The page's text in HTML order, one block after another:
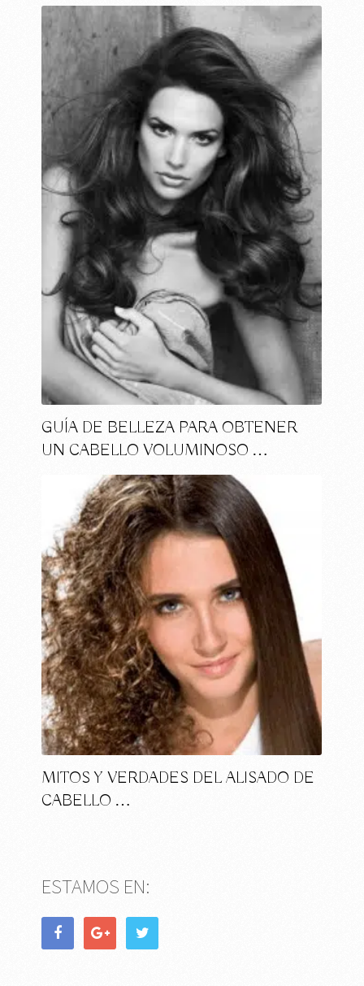
GUÍA DE BELLEZA PARA OBTENER
UN CABELLO VOLUMINOSO …
MITOS Y VERDADES DEL ALISADO DE
CABELLO …
ESTAMOS EN: